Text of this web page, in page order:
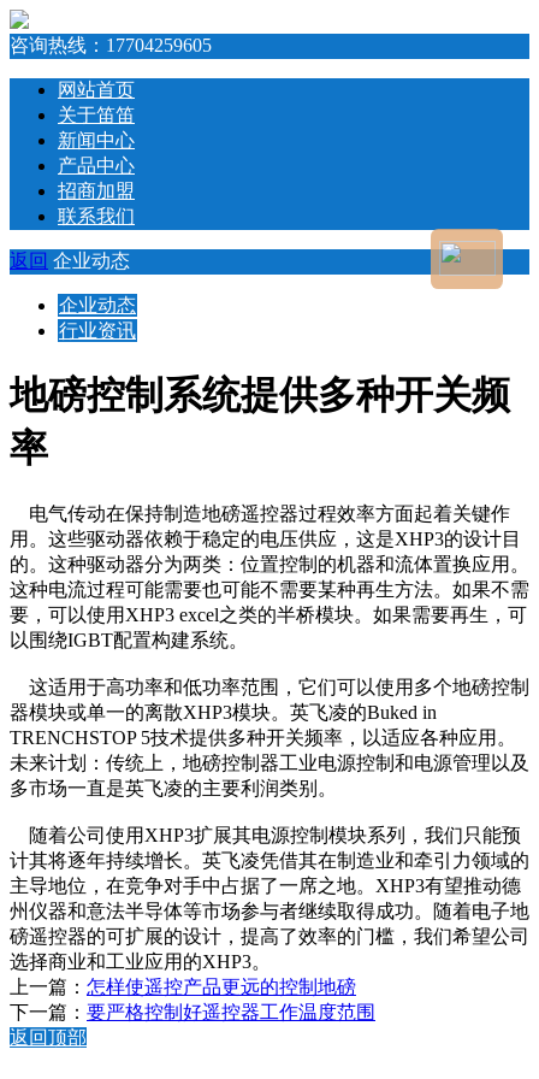
咨询热线： 17704259605
网站首页
关于笛笛
新闻中心
产品中心
招商加盟
联系我们
返回 企业动态
企业动态
行业资讯
地磅控制系统提供多种开关频
率
电气传动在保持制造地磅遥控器过程效率方面起着关键作
用。这些驱动器依赖于稳定的电压供应，这是XHP3的设计目
的。这种驱动器分为两类：位置控制的机器和流体置换应用。
这种电流过程可能需要也可能不需要某种再生方法。如果不需
要，可以使用XHP3 excel之类的半桥模块。如果需要再生，可
以围绕IGBT配置构建系统。
这适用于高功率和低功率范围，它们可以使用多个地磅控制
器模块或单一的离散XHP3模块。英飞凌的Buked in
TRENCHSTOP 5技术提供多种开关频率，以适应各种应用。
未来计划：传统上，地磅控制器工业电源控制和电源管理以及
多市场一直是英飞凌的主要利润类别。
随着公司使用XHP3扩展其电源控制模块系列，我们只能预
计其将逐年持续增长。英飞凌凭借其在制造业和牵引力领域的
主导地位，在竞争对手中占据了一席之地。XHP3有望推动德
州仪器和意法半导体等市场参与者继续取得成功。随着电子地
磅遥控器的可扩展的设计，提高了效率的门槛，我们希望公司
选择商业和工业应用的XHP3。
上一篇： 怎样使遥控产品更远的控制地磅
下一篇： 要严格控制好遥控器工作温度范围
返回顶部